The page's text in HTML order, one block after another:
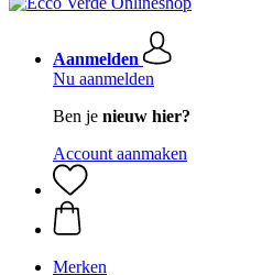
Aanmelden
Nu aanmelden
Ben je nieuw hier?
Account aanmaken
Merken